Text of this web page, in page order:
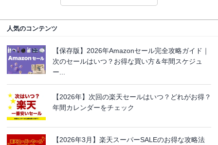
人気のコンテンツ
【保存版】2026年Amazonセール完全攻略ガイド｜
次のセールはいつ？お得な買い方＆年間スケジュ
ー...
【2026年】次回の楽天セールはいつ？どれがお得？
年間カレンダーをチェック
【2026年3月】楽天スーパーSALEのお得な攻略法